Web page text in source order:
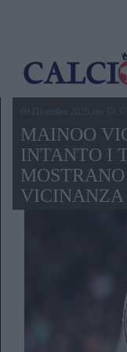
09 Dicembre 2025,ore 13.37
MAINOO
INTANTO I
VICINANZA